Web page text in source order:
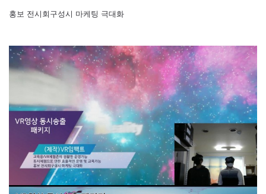
홍보 전시회구성시 마케팅 극대화